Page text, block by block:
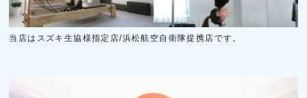
当店はスズキ生協様指定店/浜松航空自衛隊提携店です。